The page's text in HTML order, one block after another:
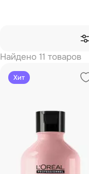
Найдено 11 товаров
Хит